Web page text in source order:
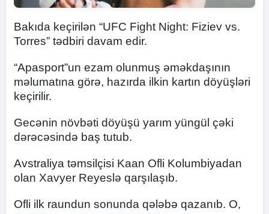
Bakıda keçirilən “UFC Fight Night: Fiziev vs.
Torres” tədbiri davam edir.
“Apasport”un ezam olunmuş əməkdaşının
məlumatına görə, hazırda ilkin kartın döyüşləri
keçirilir.
Gecənin növbəti döyüşü yarım yüngül çəki
dərəcəsində baş tutub.
Avstraliya təmsilçisi Kaan Ofli Kolumbiyadan
olan Xavyer Reyeslə qarşılaşıb.
Ofli ilk raundun sonunda qələbə qazanıb. O,